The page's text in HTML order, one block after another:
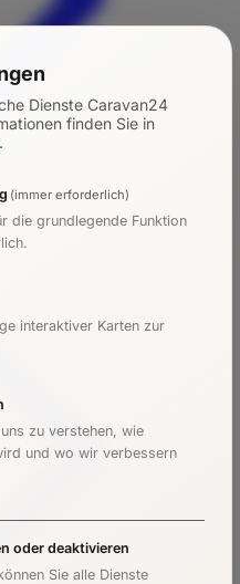
Dienste Caravan24
finden Sie in
.
(immer erforderlich)
die grundlegende Funktion
interaktiver Karten zur
zu verstehen, wie
und wo wir verbessern
oder deaktivieren
Sie alle Dienste